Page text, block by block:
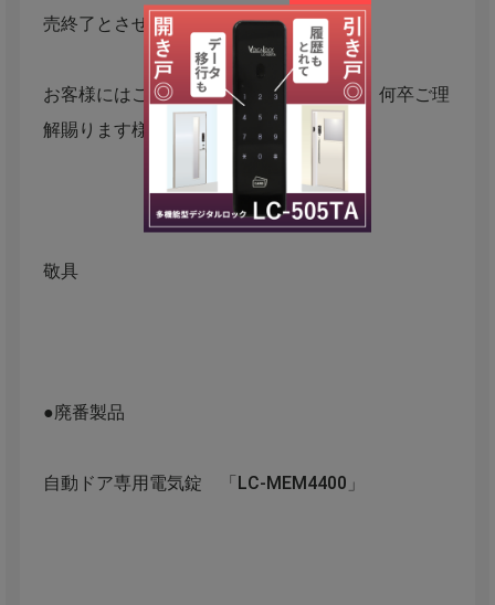
売終了とさせて頂きます。
お客様にはご迷惑をおかけいたしますが、何卒ご理
解賜ります様お願い申し上げます。
敬具
●廃番製品
自動ドア専用電気錠 「LC-MEM4400」